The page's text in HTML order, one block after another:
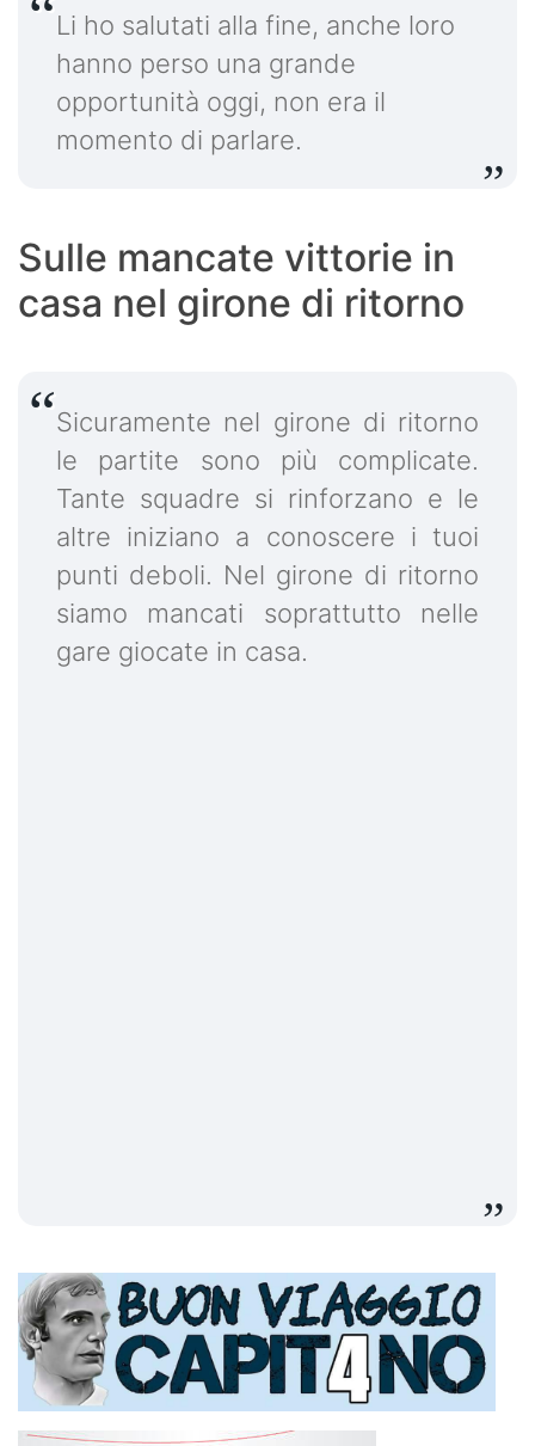
Li ho salutati alla fine, anche loro
hanno perso una grande
opportunità oggi, non era il
momento di parlare.
Sulle mancate vittorie in
casa nel girone di ritorno
Sicuramente nel girone di ritorno
le partite sono più complicate.
Tante squadre si rinforzano e le
altre iniziano a conoscere i tuoi
punti deboli. Nel girone di ritorno
siamo mancati soprattutto nelle
gare giocate in casa.